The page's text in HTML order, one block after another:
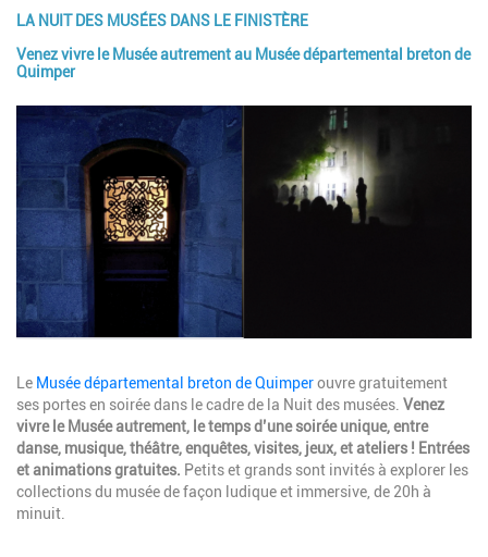
Paragraphes
LA NUIT DES MUSÉES DANS LE FINISTÈRE
Venez vivre le Musée autrement au Musée départemental breton de
Quimper
Image
Description
Le Musée départemental breton de Quimperouvre gratuitement
ses portes en soirée dans le cadre de la Nuit des musées. Venez
vivre le Musée autrement, le temps d’une soirée unique, entre
danse, musique, théâtre, enquêtes, visites, jeux, et ateliers ! Entrées
et animations gratuites. Petits et grands sont invités à explorer les
collections du musée de façon ludique et immersive, de 20h à
minuit.